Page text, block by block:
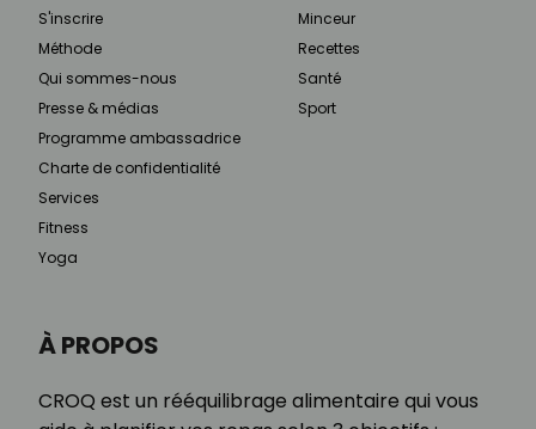
À PROPOS
CROQ est un rééquilibrage alimentaire qui vous
S'inscrire
Méthode
Qui sommes-nous
Presse & médias
Programme ambassadrice
Charte de confidentialité
Services
Fitness
Yoga
Minceur
Recettes
Santé
Sport